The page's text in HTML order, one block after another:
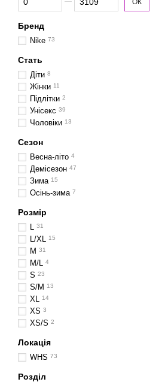
ОК
Бренд
Nike 73
Стать
Діти 8
Жінки 11
Підлітки 2
Унісекс 39
Чоловіки 13
Сезон
Весна-літо 4
Демісезон 47
Зима 15
Осінь-зима 7
Розмір
L 31
L/XL 15
M 31
M/L 4
S 23
S/M 13
XL 14
XS 3
XS/S 2
Локація
WHS 73
Розділ